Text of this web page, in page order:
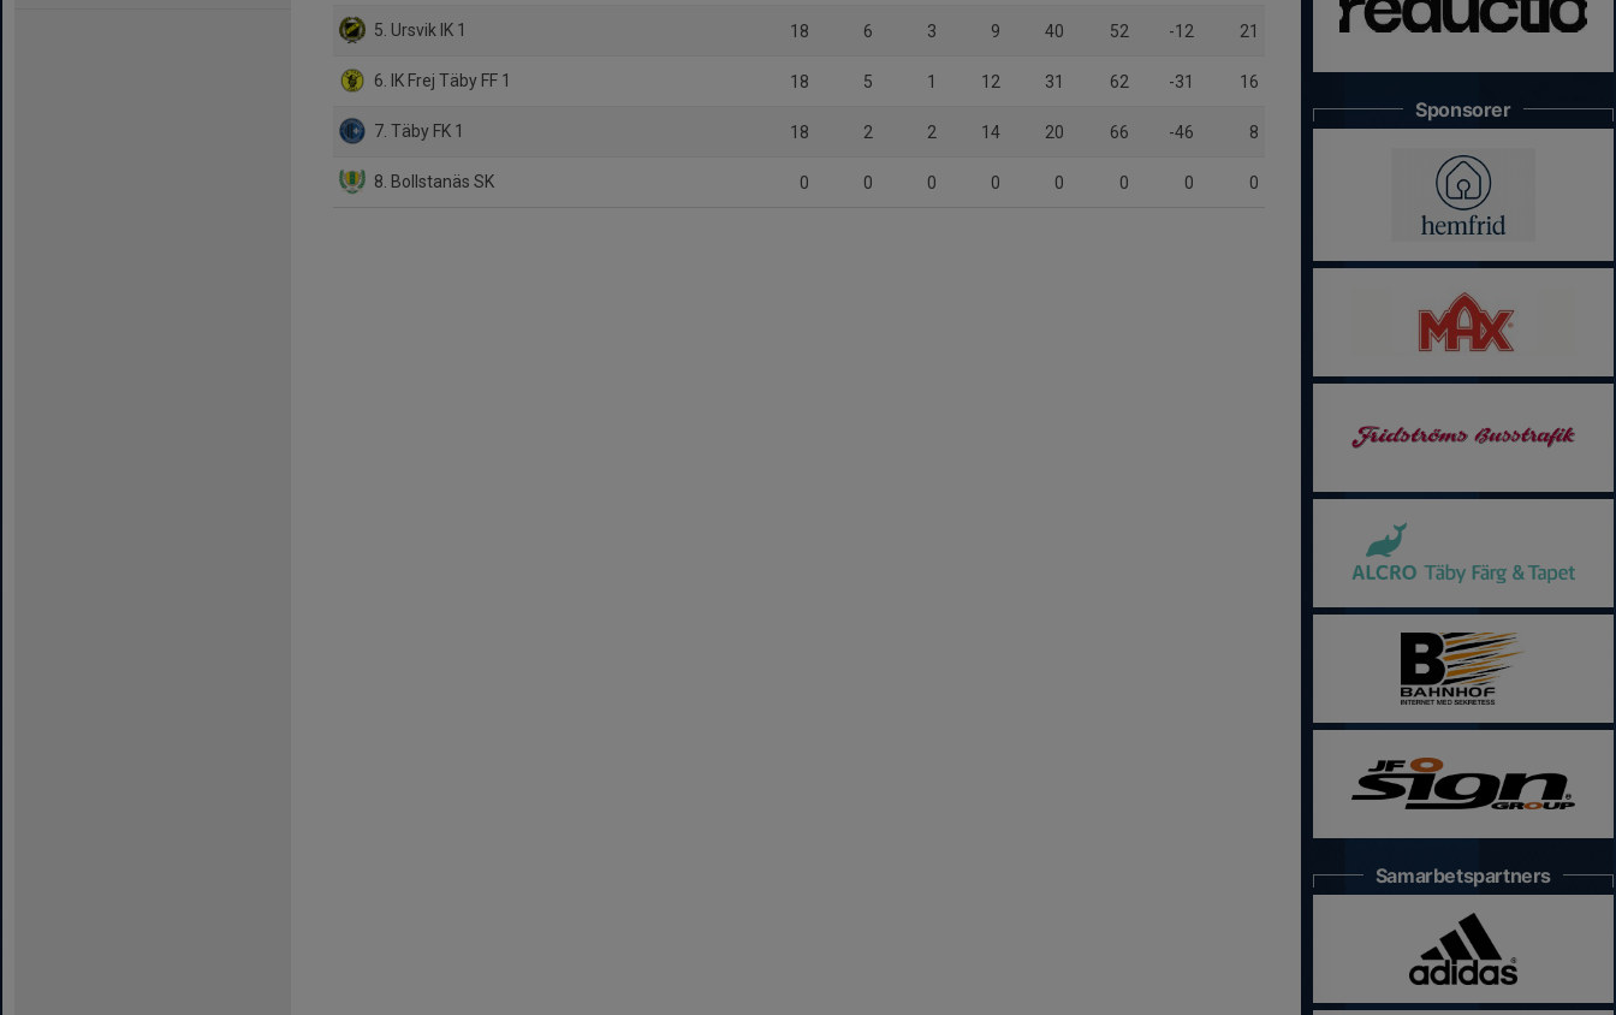
5. Ursvik IK 1 18 6 3 9 40 52 -12 21
6. IK Frej Täby FF 1 18 5 1 12 31 62 -31 16
7. Täby FK 1 18 2 2 14 20 66 -46 8
8. Bollstanäs SK 0 0 0 0 0 0 0 0
Sponsorer
Samarbetspartners